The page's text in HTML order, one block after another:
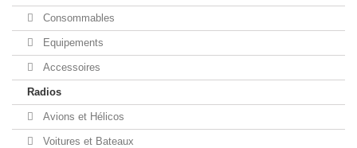
Consommables
Equipements
Accessoires
Radios
Avions et Hélicos
Voitures et Bateaux